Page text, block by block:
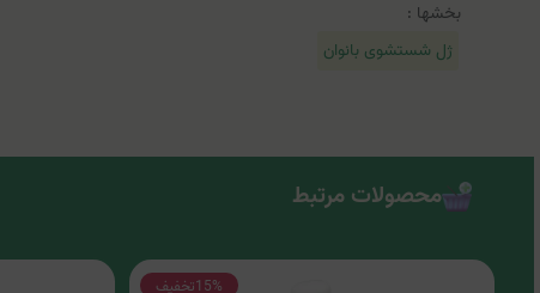
بخشها :
ژل شستشوی بانوان
محصولات مرتبط
15%تخفیف